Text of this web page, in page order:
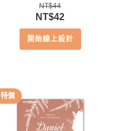
NT$44
原
始
價
NT$42
前
價
開始線上設計
特價